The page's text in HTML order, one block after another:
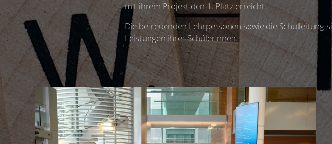
mit ihrem Projekt den 1. Platz erreicht.
Die betreuenden Lehrpersonen sowie die Schulleitung
Leistungen ihrer SchülerInnen.